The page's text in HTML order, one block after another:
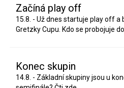
Začíná play off
15.8. - Už dnes startuje play off a
Gretzky Cupu. Kdo se probojuje
Konec skupin
14.8. - Základní skupiny jsou u